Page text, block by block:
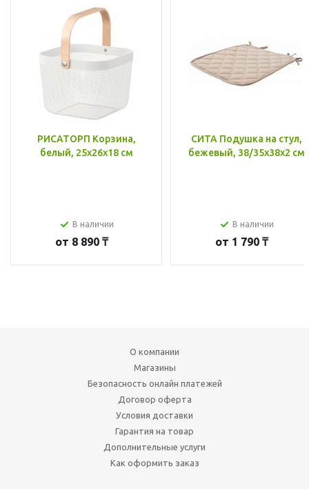
РИСАТОРП Корзина,
белый, 25x26x18 см
В наличии
от 8 890 ₸
СИТА Подушка на стул,
бежевый, 38/35x38x2 см
В наличии
от 1 790 ₸
О компании
Магазины
Безопасность онлайн платежей
Договор оферта
Условия доставки
Гарантия на товар
Дополнительные услуги
Как оформить заказ